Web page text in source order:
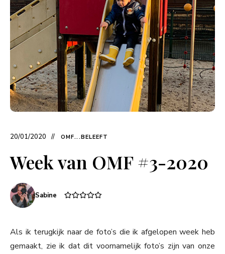
20/01/2020 OMF...BELEEFT
Week van OMF #3-2020
Sabine
Als ik terugkijk naar de foto’s die ik afgelopen week heb
gemaakt, zie ik dat dit voornamelijk foto’s zijn van onze